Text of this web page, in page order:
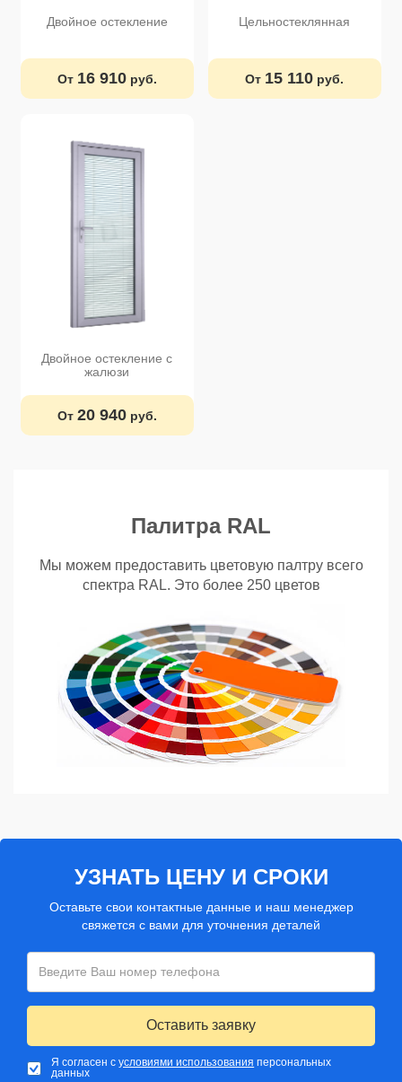
Двойное остекление
От 16 910руб.
Цельностеклянная
От 15 110 руб.
Двойное остекление с
жалюзи
От 20 940руб.
Палитра RAL
Мы можем предоставить цветовую палтру всего
спектра RAL. Это более 250 цветов
УЗНАТЬ ЦЕНУ И СРОКИ
Оставьте свои контактные данные и наш менеджер
свяжется с вами для уточнения деталей
Оставить заявку
Я согласен сусловиями использования персональных
данных